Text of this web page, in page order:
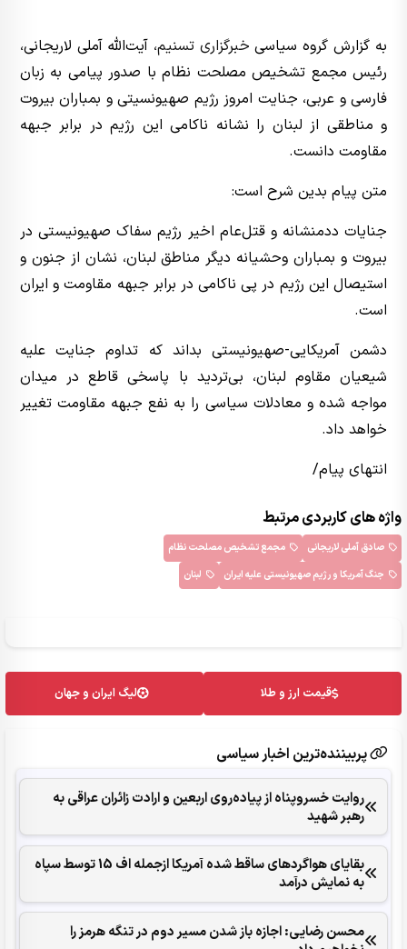
به گزارش گروه سیاسی خبرگزاری تسنیم، آیت‌الله آملی لاریجانی،
رئیس مجمع تشخیص مصلحت نظام با صدور پیامی به زبان
فارسی و عربی، جنایت امروز رژیم صهیونسیتی و بمباران بیروت
و مناطقی از لبنان را نشانه ناکامی این رژیم در برابر جبهه
مقاومت دانست.
متن پیام بدین شرح است:
جنایات ددمنشانه و قتل‌عام اخیر رژیم سفاک صهیونیستی در
بیروت و بمباران وحشیانه دیگر مناطق لبنان، نشان از جنون و
استیصال این رژیم در پی ناکامی در برابر جبهه مقاومت و ایران
است.
دشمن آمریکایی-صهیونیستی بداند که تداوم جنایت علیه
شیعیان مقاوم لبنان، بی‌تردید با پاسخی قاطع در میدان
مواجه شده و معادلات سیاسی را به نفع جبهه مقاومت تغییر
خواهد داد.
انتهای پیام/
واژه های کاربردی مرتبط
صادق آملی لاریجانی
مجمع تشخیص مصلحت نظام
جنگ آمریکا و رژیم صهیونیستی علیه ایران
لبنان
قیمت ارز و طلا لیگ ایران و جهان
پربیننده‌ترین اخبار سیاسی
روایت خسروپناه از پیاده‌روی اربعین و ارادت زائران عراقی به
رهبر شهید
بقایای هواگردهای ساقط شده آمریکا ازجمله اف 15 توسط سپاه
به نمایش درآمد
محسن رضایی: اجازه باز شدن مسیر دوم در تنگه هرمز را